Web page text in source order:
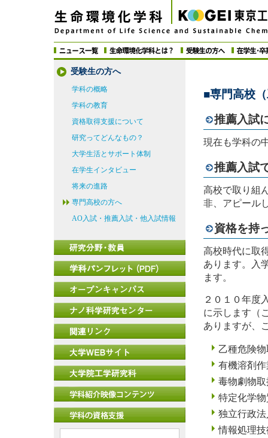
受験生の方へ
学科の概略
学科の教育
資格取得支援について
研究ってどんなもの？
大学生活とサポート体制
在学生インタビュー
将来の進路
専門高校の方へ
AO入試・推薦入試・他入試情報
■専門高校
推薦入試
現在も学科の
推薦入試
高校で取り組
非、アピール
資格を持
高校時代に取
あります。入
ます。
２０１０年度
に示します（
ありますが、
乙種危険
有機溶剤
毒物劇物
特定化学
独立行政
情報処理